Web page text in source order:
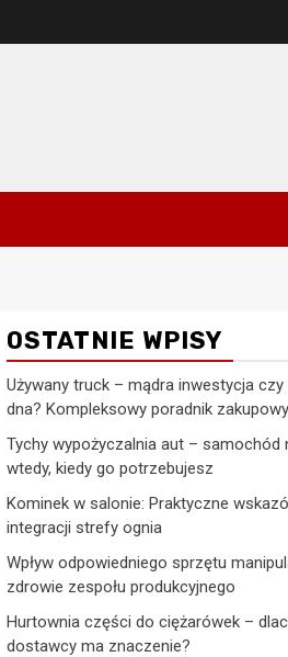
OSTATNIE WPISY
Używany truck – mądra inwestycja
dna? Kompleksowy poradnik zakupowy
Tychy wypożyczalnia aut – samochód
wtedy, kiedy go potrzebujesz
Kominek w salonie: Praktyczne
integracji strefy ognia
Wpływ odpowiedniego sprzętu
zdrowie zespołu produkcyjnego
Hurtownia części do ciężarówek –
dostawcy ma znaczenie?